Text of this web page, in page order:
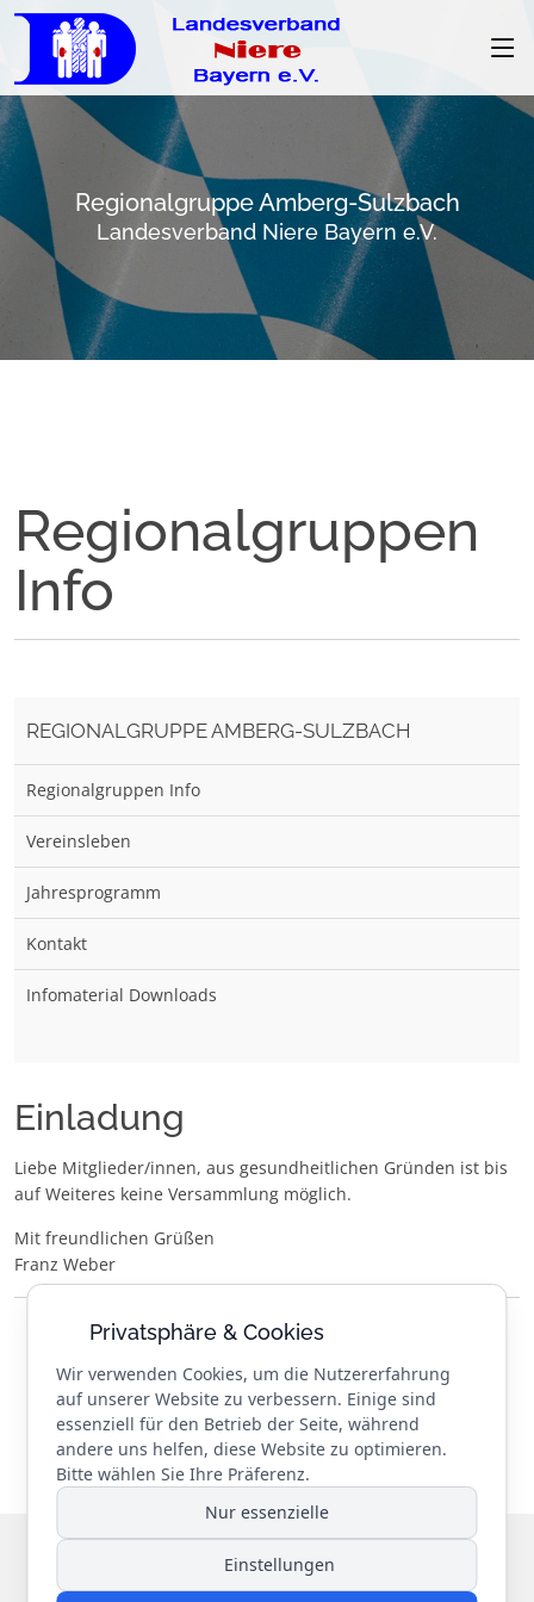
Regionalgruppe Amberg-Sulzbach
Landesverband Niere Bayern e.V.
Regionalgruppen
Info
REGIONALGRUPPE AMBERG-SULZBACH
Regionalgruppen Info
Vereinsleben
Jahresprogramm
Kontakt
Infomaterial Downloads
Einladung
Liebe Mitglieder/innen, aus gesundheitlichen Gründen ist bis
auf Weiteres keine Versammlung möglich.
Mit freundlichen Grüßen
Franz Weber
© 2026 Landesverband Niere e.V.. Alle Rechte vorbehalten.
REIKEM Webentwicklung
Privatsphäre & Cookies
Wir verwenden Cookies, um die Nutzererfahrung
auf unserer Website zu verbessern. Einige sind
essenziell für den Betrieb der Seite, während
andere uns helfen, diese Website zu optimieren.
Bitte wählen Sie Ihre Präferenz.
Nur essenzielle
Einstellungen